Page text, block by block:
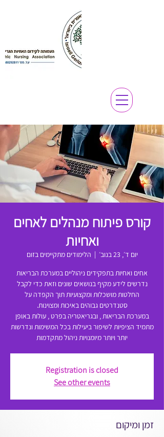
קורס פיתוח מנהלים לאחים
ואחיות
יום ד׳, 23 בנוב׳
  |
הלימודים מתקיימים בזום
אחים ואחיות בתפקידים ניהוליים במערכת הבריאות
נדרשים לידע מקיף בנושאים שונים וזאת כדי לקבל
החלטות מושכלות ומקצועיות תוך הקפדה על
במערכת הבריאות , ובגריאטריה בפרט , עולות באופן
מתמיד הציפיות לשיפור ביעילות בכל המשימות ונדרשות
יותר ויותר מיומנויות ניהול מתקדמות
Registration is closed
See other events
זמן ומיקום